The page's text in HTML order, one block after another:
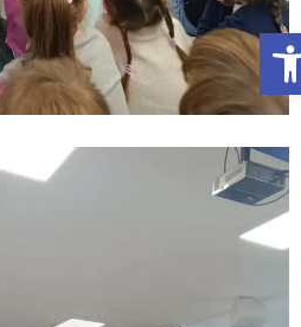
Otwórz Pasek narzędzi